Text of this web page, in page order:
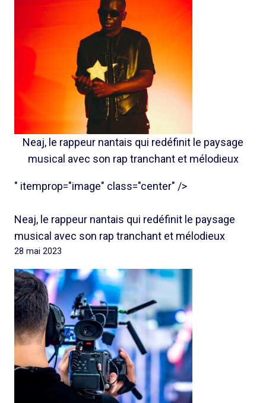
Neaj, le rappeur nantais qui redéfinit le paysage
musical avec son rap tranchant et mélodieux
" itemprop="image" class="center" />
Neaj, le rappeur nantais qui redéfinit le paysage
musical avec son rap tranchant et mélodieux
28 mai 2023